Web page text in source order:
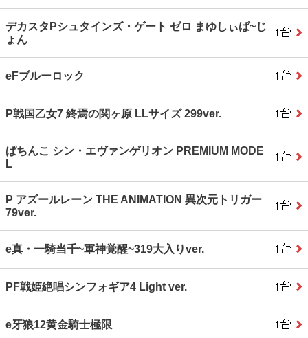
デカスタPシュタインズ・ゲート ゼロ まゆしぃば~じ
ょん
eFブルーロック
P戦国乙女7 終焉の関ヶ原 LLサイズ 299ver.
ぱちんこ シン・エヴァンゲリオン PREMIUM MODE
L
P アズールレーン THE ANIMATION 異次元トリガー
79ver.
e真・一騎当千~軍神覚醒~319大入りver.
PF戦姫絶唱シンフォギア4 Light ver.
e牙狼12黄金騎士極限